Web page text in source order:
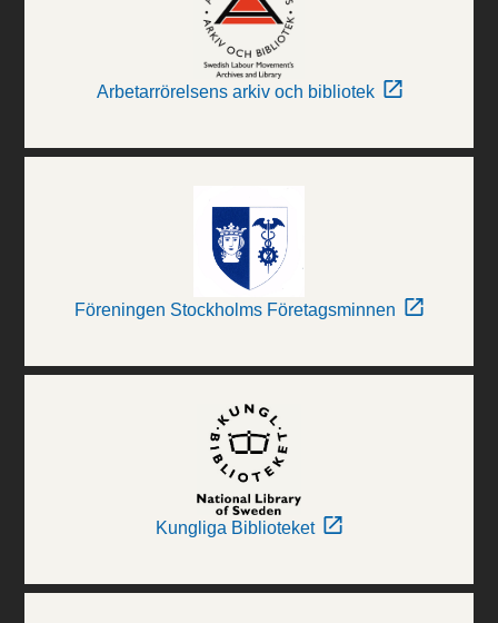
Arbetarrörelsens arkiv och bibliotek
Föreningen Stockholms Företagsminnen
Kungliga Biblioteket